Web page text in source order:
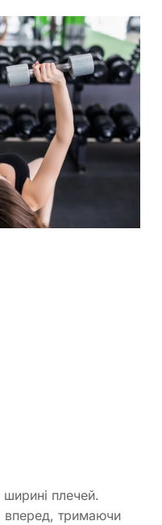
плечей.
вперед, тримаючи